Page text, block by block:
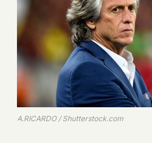
A.RICARDO / Shutterstock.com